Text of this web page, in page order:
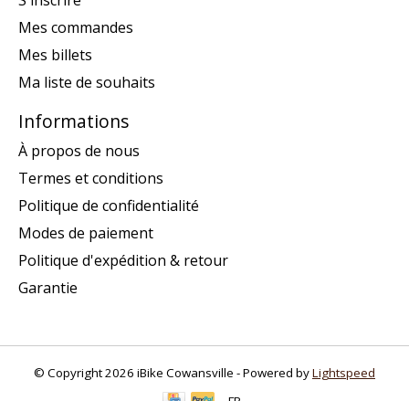
Mes commandes
Mes billets
Ma liste de souhaits
Informations
À propos de nous
Termes et conditions
Politique de confidentialité
Modes de paiement
Politique d'expédition & retour
Garantie
© Copyright 2026 iBike Cowansville - Powered byLightspeed